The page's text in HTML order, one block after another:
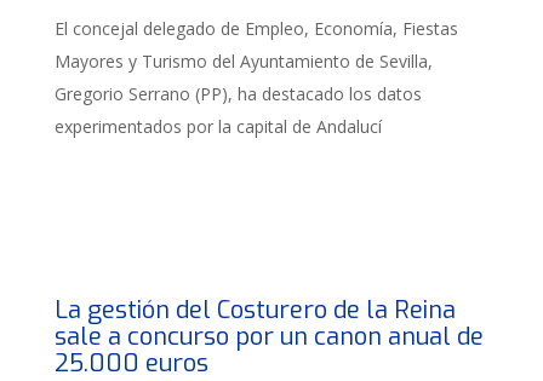
El concejal delegado de Empleo, Economía, Fiestas
Mayores y Turismo del Ayuntamiento de Sevilla,
Gregorio Serrano (PP), ha destacado los datos
experimentados por la capital de Andalucí
La gestión del Costurero de la Reina
sale a concurso por un canon anual de
25.000 euros